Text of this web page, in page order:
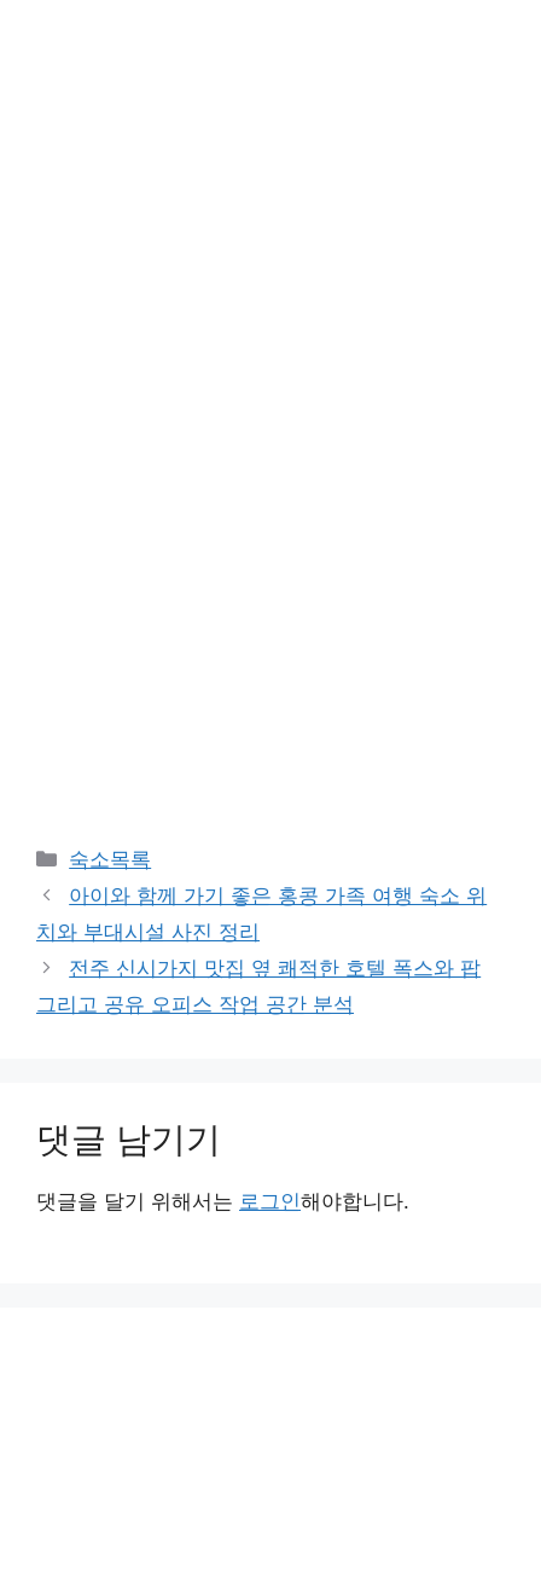
카
테
고
리
숙소목록
아이와 함께 가기 좋은 홍콩 가족 여행 숙소 위
치와 부대시설 사진 정리
전주 신시가지 맛집 옆 쾌적한 호텔 폭스와 팝
그리고 공유 오피스 작업 공간 분석
댓글 남기기
댓글을 달기 위해서는 로그인해야합니다.